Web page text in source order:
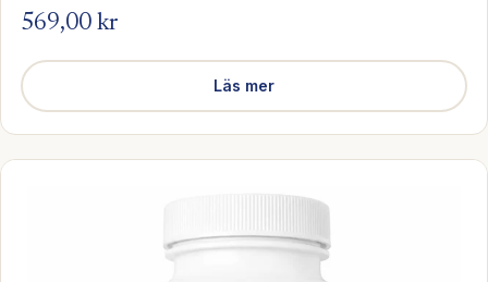
569,00 kr
Läs mer